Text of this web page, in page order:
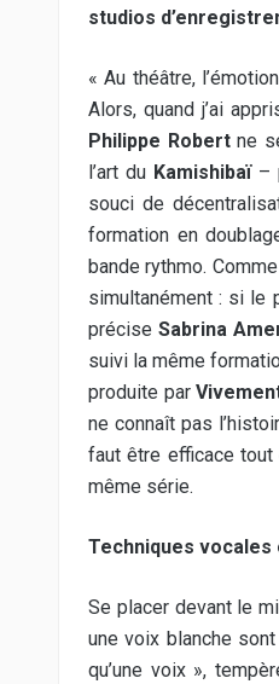
studios
« Au théâtre,
Alors, quand j’ai
Philippe Robertne
l’art du Kamishibaï–
souci de
formation en
bande rythmo.
simultanément : si le
préciseSabrina
suivi la même
produite par
ne connaît pas
faut être efficace tout
même série.
Techniques
Se placer devant le
une voix blanche
qu’une voix »,